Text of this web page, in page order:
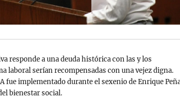
responde a una deuda histórica con las y los
laboral serían recompensadas con una vejez digna.
fue implementado durante el sexenio de Enrique
bienestar social.